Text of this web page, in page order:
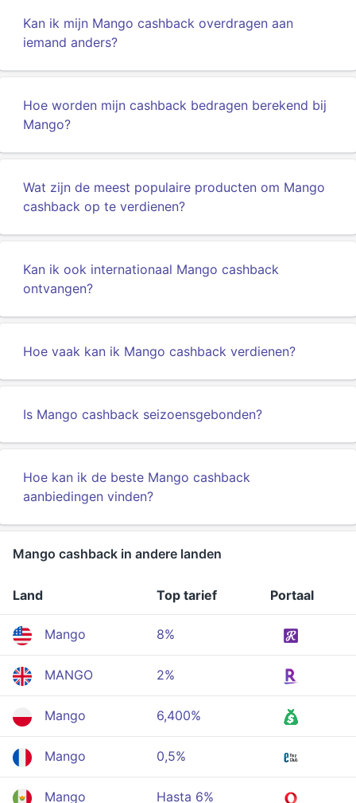
Kan ik mijn Mango cashback overdragen aan
iemand anders?
Hoe worden mijn cashback bedragen berekend bij
Mango?
Wat zijn de meest populaire producten om Mango
cashback op te verdienen?
Kan ik ook internationaal Mango cashback
ontvangen?
Hoe vaak kan ik Mango cashback verdienen?
Is Mango cashback seizoensgebonden?
Hoe kan ik de beste Mango cashback
aanbiedingen vinden?
Mango cashback in andere landen
Land Top tarief Portaal
Mango 8%
MANGO 2%
Mango 6,400%
Mango 0,5%
Mango Hasta 6%